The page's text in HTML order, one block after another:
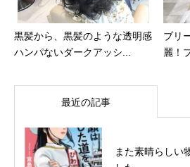
黒髪から、黒髪のような透明感
ハンパないダークアッシ...
ブリ
麗！
最近の記事
また素晴らしい